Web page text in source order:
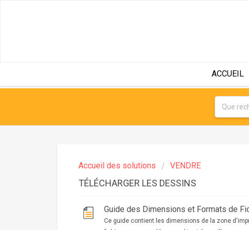
ACCUEIL
Accueil des solutions VENDRE
TÉLÉCHARGER LES DESSINS
Guide des Dimensions et Formats de
Ce guide contient les dimensions de la zone